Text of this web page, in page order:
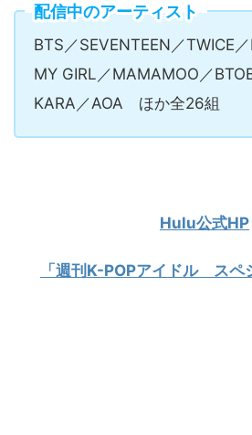
配信中のアーティスト
BTS／SEVENTEEN／TWICE
MY GIRL／MAMAMOO／
KARA／AOA ほか全26組
Hulu公式HP
「週刊K-POPアイドル スペ